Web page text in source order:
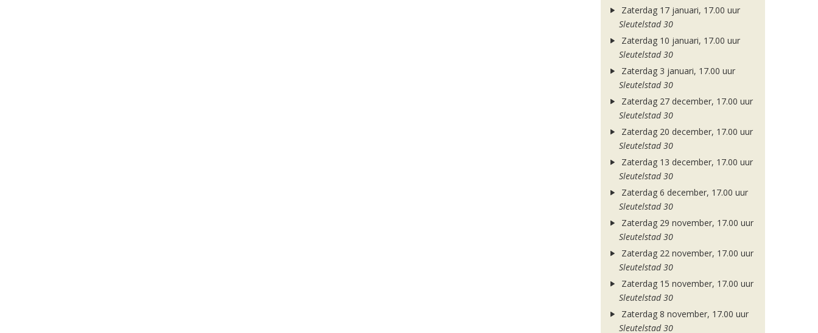
Zaterdag 17 januari, 17.00 uur
Sleutelstad 30
Zaterdag 10 januari, 17.00 uur
Sleutelstad 30
Zaterdag 3 januari, 17.00 uur
Sleutelstad 30
Zaterdag 27 december, 17.00 uur
Sleutelstad 30
Zaterdag 20 december, 17.00 uur
Sleutelstad 30
Zaterdag 13 december, 17.00 uur
Sleutelstad 30
Zaterdag 6 december, 17.00 uur
Sleutelstad 30
Zaterdag 29 november, 17.00 uur
Sleutelstad 30
Zaterdag 22 november, 17.00 uur
Sleutelstad 30
Zaterdag 15 november, 17.00 uur
Sleutelstad 30
Zaterdag 8 november, 17.00 uur
Sleutelstad 30